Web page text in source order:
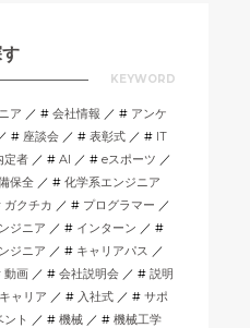
KEYWORD
ア 会社情報
アンケ
座談会 表彰式
IT
定者 AI
eスポーツ
保全
化学系エンジニア
ガクチカ
プログラマー
ジニア
インターン
ジニア
キャリアパス
動画 会社説明会
説明
キャリア 入社式
サポ
ント 機械
機械工学